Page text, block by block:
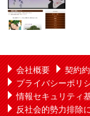
会社概要 契約
プライバシーポリ
情報セキュリティ
反社会的勢力排除